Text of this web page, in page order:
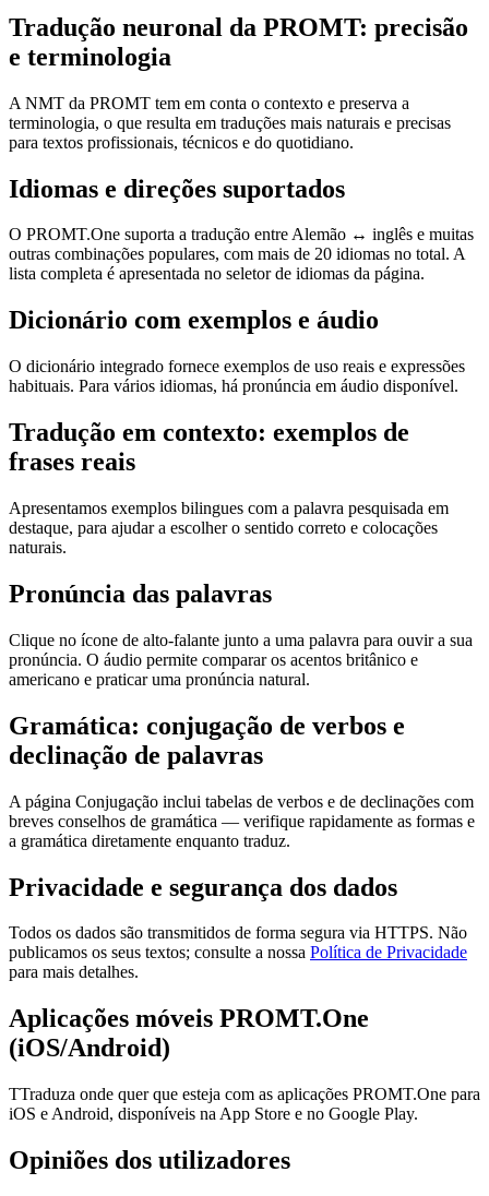
Tradução neuronal da PROMT: precisão
e terminologia
A NMT da PROMT tem em conta o contexto e preserva a
terminologia, o que resulta em traduções mais naturais e precisas
para textos profissionais, técnicos e do quotidiano.
Idiomas e direções suportados
O PROMT.One suporta a tradução entre Alemão ↔ inglês e muitas
outras combinações populares, com mais de 20 idiomas no total. A
lista completa é apresentada no seletor de idiomas da página.
Dicionário com exemplos e áudio
O dicionário integrado fornece exemplos de uso reais e expressões
habituais. Para vários idiomas, há pronúncia em áudio disponível.
Tradução em contexto: exemplos de
frases reais
Apresentamos exemplos bilingues com a palavra pesquisada em
destaque, para ajudar a escolher o sentido correto e colocações
naturais.
Pronúncia das palavras
Clique no ícone de alto-falante junto a uma palavra para ouvir a sua
pronúncia. O áudio permite comparar os acentos britânico e
americano e praticar uma pronúncia natural.
Gramática: conjugação de verbos e
declinação de palavras
A página Conjugação inclui tabelas de verbos e de declinações com
breves conselhos de gramática — verifique rapidamente as formas e
a gramática diretamente enquanto traduz.
Privacidade e segurança dos dados
Todos os dados são transmitidos de forma segura via HTTPS. Não
publicamos os seus textos; consulte a nossa Política de Privacidade
para mais detalhes.
Aplicações móveis PROMT.One
(iOS/Android)
TTraduza onde quer que esteja com as aplicações PROMT.One para
iOS e Android, disponíveis na App Store e no Google Play.
Opiniões dos utilizadores